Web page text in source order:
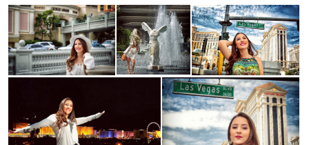
Guardar Guardar Guardar
Guardar